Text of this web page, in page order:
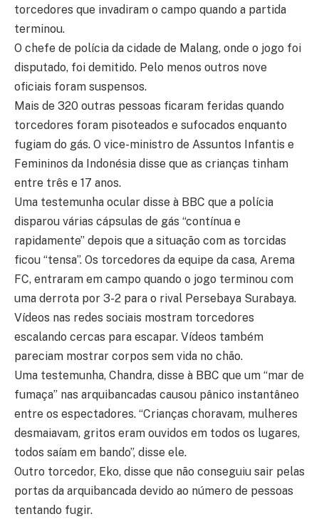
torcedores que invadiram o campo quando a partida
terminou.
O chefe de polícia da cidade de Malang, onde o jogo foi
disputado, foi demitido. Pelo menos outros nove
oficiais foram suspensos.
Mais de 320 outras pessoas ficaram feridas quando
torcedores foram pisoteados e sufocados enquanto
fugiam do gás. O vice-ministro de Assuntos Infantis e
Femininos da Indonésia disse que as crianças tinham
entre três e 17 anos.
Uma testemunha ocular disse à BBC que a polícia
disparou várias cápsulas de gás “contínua e
rapidamente” depois que a situação com as torcidas
ficou “tensa”. Os torcedores da equipe da casa, Arema
FC, entraram em campo quando o jogo terminou com
uma derrota por 3-2 para o rival Persebaya Surabaya.
Vídeos nas redes sociais mostram torcedores
escalando cercas para escapar. Vídeos também
pareciam mostrar corpos sem vida no chão.
Uma testemunha, Chandra, disse à BBC que um “mar de
fumaça” nas arquibancadas causou pânico instantâneo
entre os espectadores. “Crianças choravam, mulheres
desmaiavam, gritos eram ouvidos em todos os lugares,
todos saíam em bando”, disse ele.
Outro torcedor, Eko, disse que não conseguiu sair pelas
portas da arquibancada devido ao número de pessoas
tentando fugir.